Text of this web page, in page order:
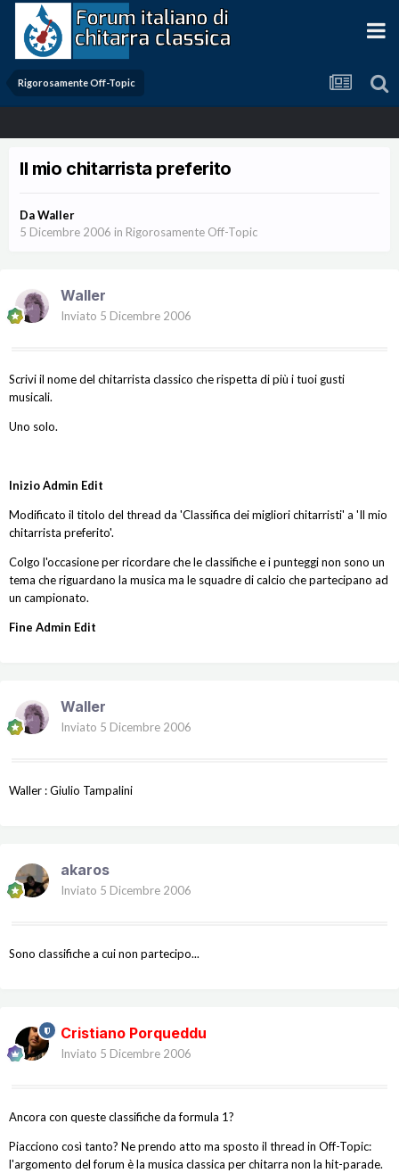
Rigorosamente Off-Topic
Il mio chitarrista preferito
DaWaller
5 Dicembre 2006 in Rigorosamente Off-Topic
Waller
Inviato 5 Dicembre 2006
Scrivi il nome del chitarrista classico che rispetta di più i tuoi gusti
musicali.
Uno solo.
Inizio Admin Edit
Modificato il titolo del thread da 'Classifica dei migliori chitarristi' a 'Il mio
chitarrista preferito'.
Colgo l'occasione per ricordare che le classifiche e i punteggi non sono un
tema che riguardano la musica ma le squadre di calcio che partecipano ad
un campionato.
Fine Admin Edit
Waller
Inviato 5 Dicembre 2006
Waller : Giulio Tampalini
akaros
Inviato 5 Dicembre 2006
Sono classifiche a cui non partecipo...
Cristiano Porqueddu
Inviato 5 Dicembre 2006
Ancora con queste classifiche da formula 1?
Piacciono così tanto? Ne prendo atto ma sposto il thread in Off-Topic:
l'argomento del forum è la musica classica per chitarra non la hit-parade.